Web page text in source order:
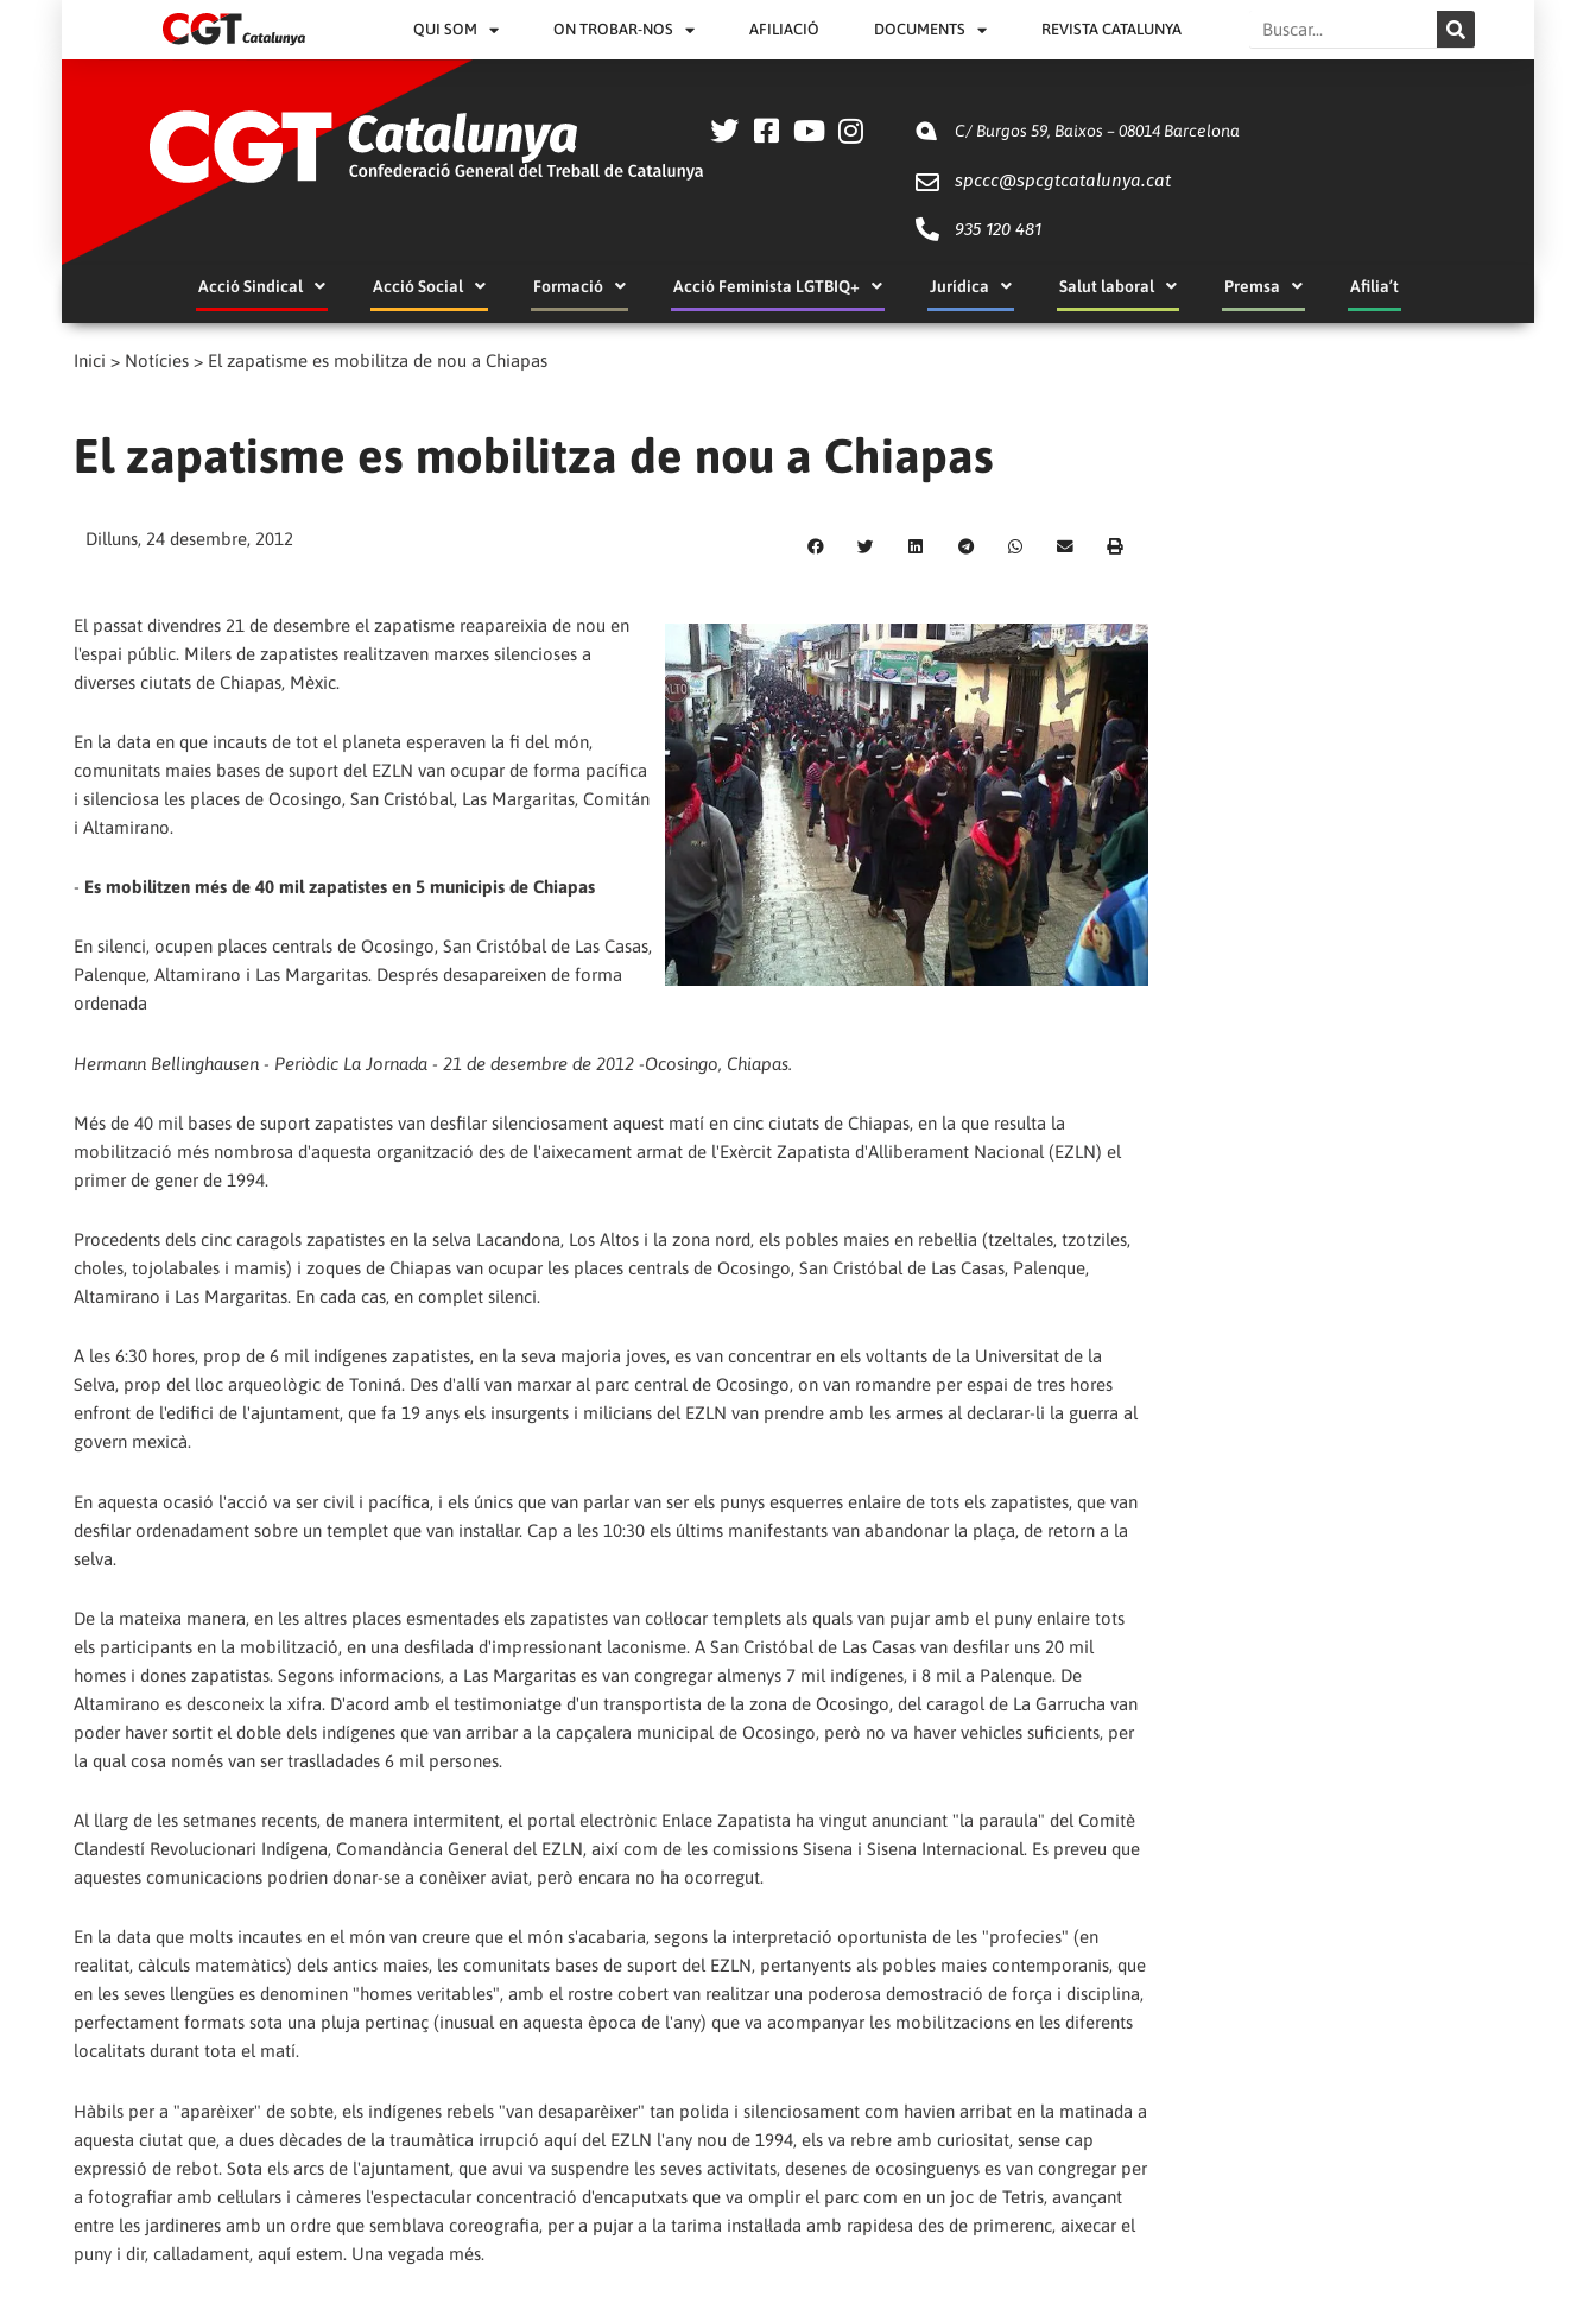
QUI SOM ON TROBAR-NOS AFILIACIÓ DOCUMENTS REVISTA CATALUNYA Search
C/ Burgos 59, Baixos – 08014 Barcelona
spccc@spcgtcatalunya.cat
935 120 481
Acció Sindical Acció Social Formació Acció Feminista LGTBIQ+ Jurídica Salut laboral Premsa Afilia’t
Inici > Notícies > El zapatisme es mobilitza de nou a Chiapas
El zapatisme es mobilitza de nou a Chiapas
Dilluns, 24 desembre, 2012
El passat divendres 21 de desembre el zapatisme reapareixia de nou en
l'espai públic. Milers de zapatistes realitzaven marxes silencioses a
diverses ciutats de Chiapas, Mèxic.
En la data en que incauts de tot el planeta esperaven la fi del món,
comunitats maies bases de suport del EZLN van ocupar de forma pacífica
i silenciosa les places de Ocosingo, San Cristóbal, Las Margaritas, Comitán
i Altamirano.
- Es mobilitzen més de 40 mil zapatistes en 5 municipis de Chiapas
En silenci, ocupen places centrals de Ocosingo, San Cristóbal de Las Casas,
Palenque, Altamirano i Las Margaritas. Després desapareixen de forma
ordenada
Hermann Bellinghausen - Periòdic La Jornada - 21 de desembre de 2012 -Ocosingo, Chiapas.
Més de 40 mil bases de suport zapatistes van desfilar silenciosament aquest matí en cinc ciutats de Chiapas, en la que resulta la
mobilització més nombrosa d'aquesta organització des de l'aixecament armat de l'Exèrcit Zapatista d'Alliberament Nacional (EZLN) el
primer de gener de 1994.
Procedents dels cinc caragols zapatistes en la selva Lacandona, Los Altos i la zona nord, els pobles maies en rebel·lia (tzeltales, tzotziles,
choles, tojolabales i mamis) i zoques de Chiapas van ocupar les places centrals de Ocosingo, San Cristóbal de Las Casas, Palenque,
Altamirano i Las Margaritas. En cada cas, en complet silenci.
A les 6:30 hores, prop de 6 mil indígenes zapatistes, en la seva majoria joves, es van concentrar en els voltants de la Universitat de la
Selva, prop del lloc arqueològic de Toniná. Des d'allí van marxar al parc central de Ocosingo, on van romandre per espai de tres hores
enfront de l'edifici de l'ajuntament, que fa 19 anys els insurgents i milicians del EZLN van prendre amb les armes al declarar-li la guerra al
govern mexicà.
En aquesta ocasió l'acció va ser civil i pacífica, i els únics que van parlar van ser els punys esquerres enlaire de tots els zapatistes, que van
desfilar ordenadament sobre un templet que van instal·lar. Cap a les 10:30 els últims manifestants van abandonar la plaça, de retorn a la
selva.
De la mateixa manera, en les altres places esmentades els zapatistes van col·locar templets als quals van pujar amb el puny enlaire tots
els participants en la mobilització, en una desfilada d'impressionant laconisme. A San Cristóbal de Las Casas van desfilar uns 20 mil
homes i dones zapatistas. Segons informacions, a Las Margaritas es van congregar almenys 7 mil indígenes, i 8 mil a Palenque. De
Altamirano es desconeix la xifra. D'acord amb el testimoniatge d'un transportista de la zona de Ocosingo, del caragol de La Garrucha van
poder haver sortit el doble dels indígenes que van arribar a la capçalera municipal de Ocosingo, però no va haver vehicles suficients, per
la qual cosa només van ser traslladades 6 mil persones.
Al llarg de les setmanes recents, de manera intermitent, el portal electrònic Enlace Zapatista ha vingut anunciant "la paraula" del Comitè
Clandestí Revolucionari Indígena, Comandància General del EZLN, així com de les comissions Sisena i Sisena Internacional. Es preveu que
aquestes comunicacions podrien donar-se a conèixer aviat, però encara no ha ocorregut.
En la data que molts incautes en el món van creure que el món s'acabaria, segons la interpretació oportunista de les "profecies" (en
realitat, càlculs matemàtics) dels antics maies, les comunitats bases de suport del EZLN, pertanyents als pobles maies contemporanis, que
en les seves llengües es denominen "homes veritables", amb el rostre cobert van realitzar una poderosa demostració de força i disciplina,
perfectament formats sota una pluja pertinaç (inusual en aquesta època de l'any) que va acompanyar les mobilitzacions en les diferents
localitats durant tota el matí.
Hàbils per a "aparèixer" de sobte, els indígenes rebels "van desaparèixer" tan polida i silenciosament com havien arribat en la matinada a
aquesta ciutat que, a dues dècades de la traumàtica irrupció aquí del EZLN l'any nou de 1994, els va rebre amb curiositat, sense cap
expressió de rebot. Sota els arcs de l'ajuntament, que avui va suspendre les seves activitats, desenes de ocosinguenys es van congregar per
a fotografiar amb cel·lulars i càmeres l'espectacular concentració d'encaputxats que va omplir el parc com en un joc de Tetris, avançant
entre les jardineres amb un ordre que semblava coreografia, per a pujar a la tarima instal·lada amb rapidesa des de primerenc, aixecar el
puny i dir, calladament, aquí estem. Una vegada més.